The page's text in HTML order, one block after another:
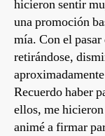
hicieron sentir
una promoción
mía. Con el
retirándose,
Recuerdo haber
ellos, me
animé a firmar